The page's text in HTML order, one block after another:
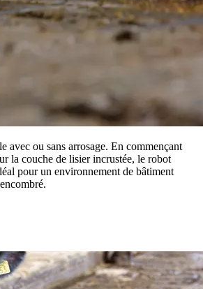
avec ou sans arrosage. En commençant
la couche de lisier incrustée, le robot
pour un environnement de bâtiment